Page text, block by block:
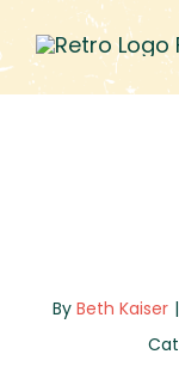
Skip
to
content
By Beth Kaiser |